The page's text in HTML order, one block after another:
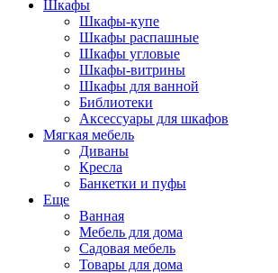
Шкафы
Шкафы-купе
Шкафы распашные
Шкафы угловые
Шкафы-витрины
Шкафы для ванной
Библиотеки
Аксессуары для шкафов
Мягкая мебель
Диваны
Кресла
Банкетки и пуфы
Еще
Ванная
Мебель для дома
Садовая мебель
Товары для дома